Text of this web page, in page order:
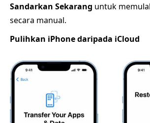
Sandarkan Sekarang untuk
secara manual.
Pulihkan iPhone daripada iCloud